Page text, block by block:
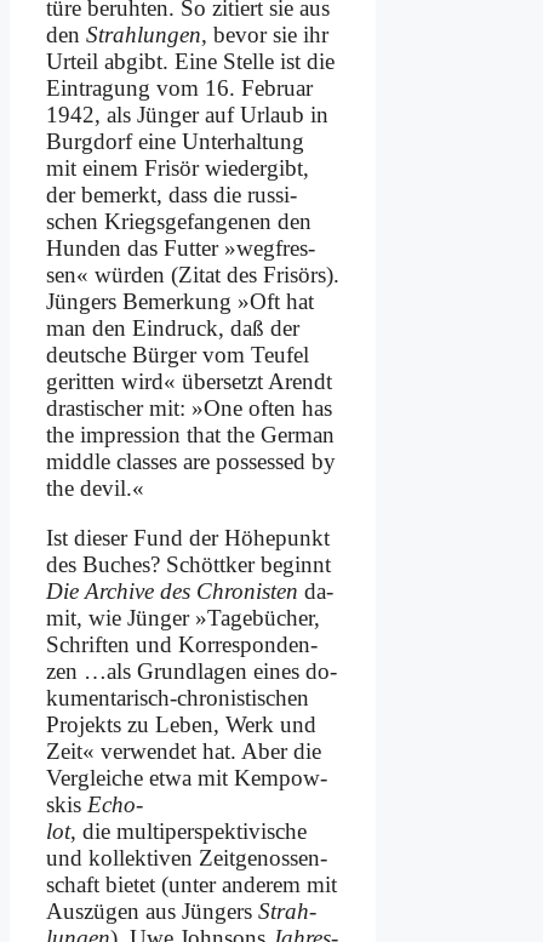
tü­re be­ruh­ten. So zi­tiert sie aus
den Strah­lun­gen, be­vor sie ihr
Ur­teil ab­gibt. Ei­ne Stel­le ist die
Ein­tra­gung vom 16. Fe­bru­ar
1942, als Jün­ger auf Ur­laub in
Burg­dorf ei­ne Un­ter­hal­tung
mit ei­nem Fri­sör wie­der­gibt,
der be­merkt, dass die rus­si­
schen Kriegs­ge­fan­ge­nen den
Hun­den das Fut­ter »weg­fres­
sen« wür­den (Zi­tat des Fri­sörs).
Jün­gers Be­mer­kung »Oft hat
man den Ein­druck, daß der
deut­sche Bür­ger vom Teu­fel
ge­rit­ten wird« über­setzt Are­ndt
dra­sti­scher mit: »One of­ten has
the im­pres­si­on that the Ger­man
midd­le clas­ses are pos­s­es­sed by
the de­vil.«
Ist die­ser Fund der Hö­he­punkt
des Bu­ches? Schött­ker be­ginnt
Die Ar­chi­ve des Chro­ni­sten da­
mit, wie Jün­ger »Ta­ge­bü­cher,
Schrif­ten und Kor­re­spon­den­
zen …als Grund­la­gen ei­nes do­
ku­men­ta­risch-chro­ni­sti­schen
Pro­jekts zu Le­ben, Werk und
Zeit« ver­wen­det hat. Aber die
Ver­glei­che et­wa mit Kem­pow­
skis Echo­
lot, die mul­ti­per­spek­ti­vi­sche
und kol­lek­ti­ven Zeit­ge­nos­sen­
schaft bie­tet (un­ter an­de­rem mit
Aus­zü­gen aus Jün­gers Strah­